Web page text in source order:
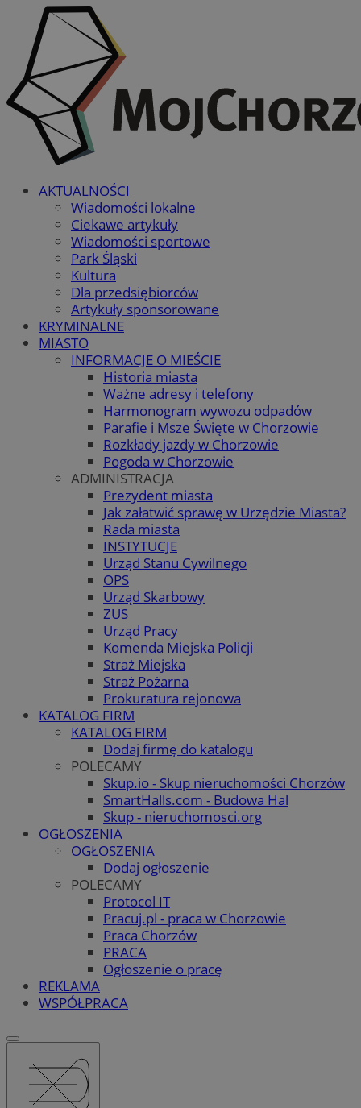
AKTUALNOŚCI
Wiadomości lokalne
Ciekawe artykuły
Wiadomości sportowe
Park Śląski
Kultura
Dla przedsiębiorców
Artykuły sponsorowane
KRYMINALNE
MIASTO
INFORMACJE O MIEŚCIE
Historia miasta
Ważne adresy i telefony
Harmonogram wywozu odpadów
Parafie i Msze Święte w Chorzowie
Rozkłady jazdy w Chorzowie
Pogoda w Chorzowie
ADMINISTRACJA
Prezydent miasta
Jak załatwić sprawę w Urzędzie Miasta?
Rada miasta
INSTYTUCJE
Urząd Stanu Cywilnego
OPS
Urząd Skarbowy
ZUS
Urząd Pracy
Komenda Miejska Policji
Straż Miejska
Straż Pożarna
Prokuratura rejonowa
KATALOG FIRM
KATALOG FIRM
Dodaj firmę do katalogu
POLECAMY
Skup.io - Skup nieruchomości Chorzów
SmartHalls.com - Budowa Hal
Skup - nieruchomosci.org
OGŁOSZENIA
OGŁOSZENIA
Dodaj ogłoszenie
POLECAMY
Protocol IT
Pracuj.pl - praca w Chorzowie
Praca Chorzów
PRACA
Ogłoszenie o pracę
REKLAMA
WSPÓŁPRACA